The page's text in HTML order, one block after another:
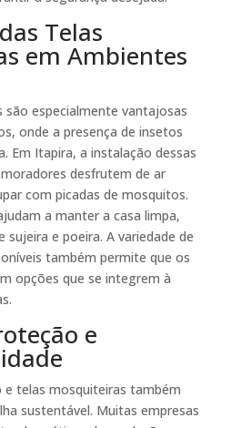
Telas
em Ambientes
são especialmente vantajosas
onde a presença de insetos
Em Itapira, a instalação dessas
desfrutem de ar
com picadas de mosquitos.
a manter a casa limpa,
sujeira e poeira. A variedade de
também permite que os
opções que se integrem à
e
e telas mosquiteiras também
sustentável. Muitas empresas